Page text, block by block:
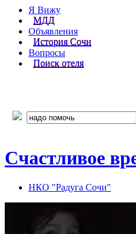
Я Вижу
МДД
Объявления
История Сочи
Вопросы
Поиск отеля
Счастливое
НКО "Радуга Сочи"